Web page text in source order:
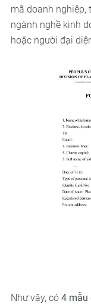
mã doanh nghiệp,
ngành nghề kinh
hoặc người đại
Như vậy, có 4 mẫu